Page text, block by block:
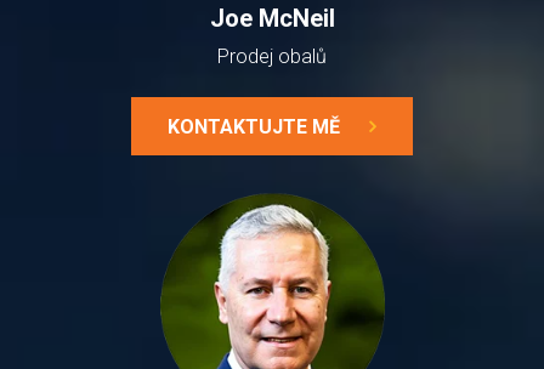
Joe McNeil
Prodej obalů
KONTAKTUJTE MĚ